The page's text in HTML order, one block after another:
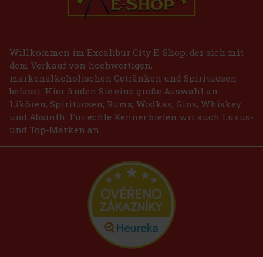
Willkommen im Excalibur City E-Shop, der sich mit
dem Verkauf von hochwertigen,
markenalkoholischen Getränken und Spirituosen
befasst. Hier finden Sie eine große Auswahl an
Likören, Spirituosen, Rums, Wodkas, Gins, Whiskey
und Absinth. Für echte Kenner bieten wir auch Luxus-
und Top-Marken an.